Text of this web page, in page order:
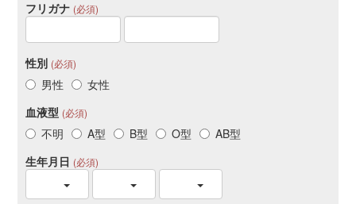
フリガナ (必須)
性別 (必須)
男性
女性
血液型 (必須)
不明 A型 B型 O型
AB型
生年月日 (必須)